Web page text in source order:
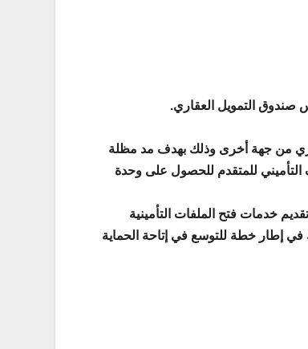
صندوق التمويل العقاري.
من جهة أخرى وذلك بهدف مد مظلة
التأميني للمتقدم للحصول على وحدة
خدمات فتح الملفات التأمينية
في إطار خطة للتوسع في إتاحة الحماية